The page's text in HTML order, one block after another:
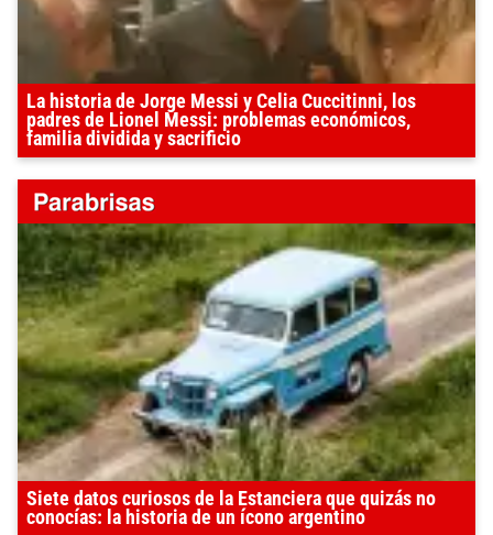
La historia de Jorge Messi y Celia Cuccitinni, los
padres de Lionel Messi: problemas económicos,
familia dividida y sacrificio
Siete datos curiosos de la Estanciera que quizás no
conocías: la historia de un ícono argentino